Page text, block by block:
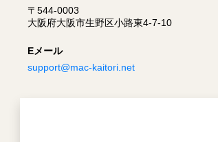
〒544-0003
大阪府大阪市生野区小路東4-7-10
Eメール
support@mac-kaitori.net